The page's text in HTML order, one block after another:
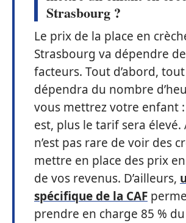
Strasbourg ?
Le prix de la place en
Strasbourg va dépendre
facteurs. Tout d’abord, tout
dépendra du nombre
vous mettrez votre enfant
est, plus le tarif sera élevé.
n’est pas rare de voir des
mettre en place des prix
de vos revenus. D’ailleurs,
spécifique de la CAF
prendre en charge 85 %